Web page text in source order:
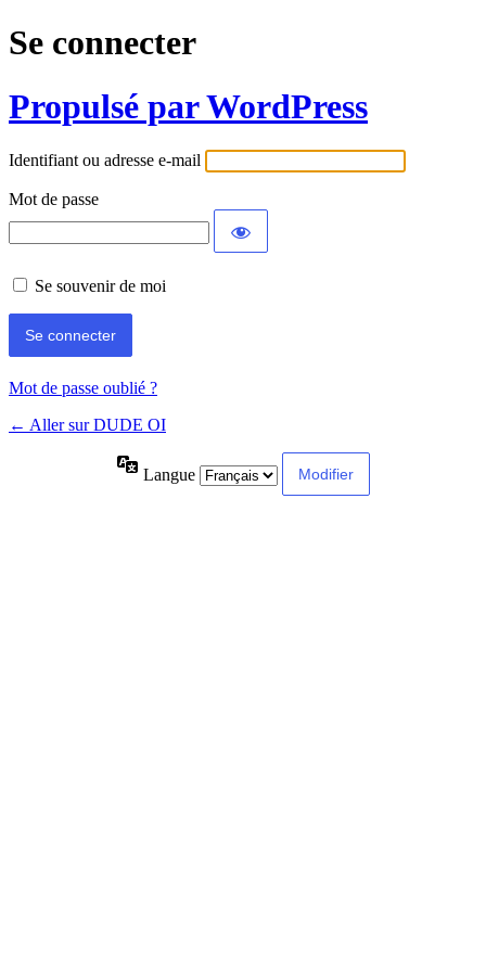
Se connecter
Propulsé par WordPress
Identifiant ou adresse e-mail
Mot de passe
Se souvenir de moi
Mot de passe oublié ?
← Aller sur DUDE OI
Langue